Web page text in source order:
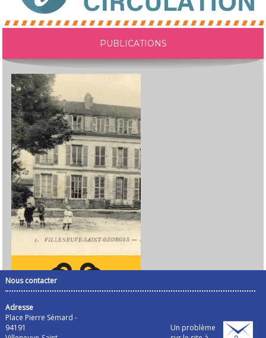
PUBLICATIONS
Nous contacter
Adresse
Place Pierre Sémard -
94191
Un problème